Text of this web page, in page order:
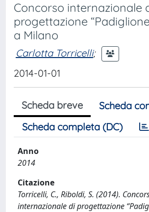
Concorso internazionale
progettazione
a Milano
Carlotta Torricelli;
2014-01-01
Scheda breve
Scheda
Scheda completa (DC)
Anno
2014
Citazione
Torricelli, C., Riboldi, S. (2014).
internazionale di progettazione